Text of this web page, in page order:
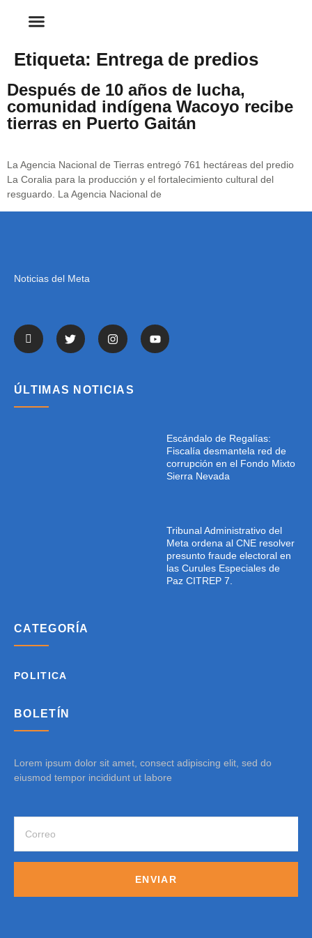
Etiqueta: Entrega de predios
Después de 10 años de lucha,
comunidad indígena Wacoyo recibe
tierras en Puerto Gaitán
La Agencia Nacional de Tierras entregó 761 hectáreas del predio
La Coralia para la producción y el fortalecimiento cultural del
resguardo. La Agencia Nacional de
Noticias del Meta
ÚLTIMAS NOTICIAS
Escándalo de Regalías:
Fiscalía desmantela red de
corrupción en el Fondo Mixto
Sierra Nevada
Tribunal Administrativo del
Meta ordena al CNE resolver
presunto fraude electoral en
las Curules Especiales de
Paz CITREP 7.
CATEGORÍA
POLITICA
BOLETÍN
Lorem ipsum dolor sit amet, consect adipiscing elit, sed do
eiusmod tempor incididunt ut labore
ENVIAR